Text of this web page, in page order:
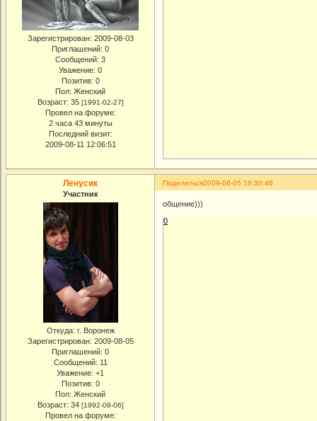
Зарегистрирован: 2009-08-03
Приглашений: 0
Сообщений: 3
Уважение: 0
Позитив: 0
Пол: Женский
Возраст: 35 [1991-02-27]
Провел на форуме:
2 часа 43 минуты
Последний визит:
2009-08-11 12:06:51
Поделиться2009-08-05 16:30:46
Ленусик
Участник
Откуда: г. Воронеж
Зарегистрирован: 2009-08-05
Приглашений: 0
Сообщений: 11
Уважение: +1
Позитив: 0
Пол: Женский
Возраст: 34 [1992-08-06]
Провел на форуме:
общение)))
0